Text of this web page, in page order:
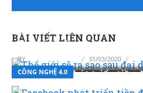
BÀI VIẾT LIÊN QUAN
CÔNG NGHỆ 4.0
Thế giới sẽ ra sao sau đại
BY THÁI VĂN DẠNG 31/03/2020
Facebook phát triển tiền
trên WhatsApp